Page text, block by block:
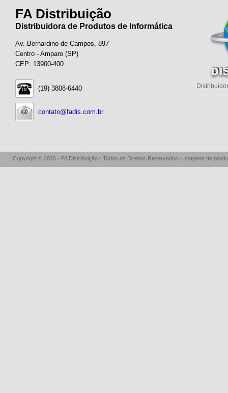
FA Distribuição
Distribuidora de Produtos de Informática
Av. Bernardino de Campos, 897
Centro - Amparo (SP)
CEP: 13900-400
(19) 3808-6440
contato@fadis.com.br
Copyright © 2026 - FA Distribuição - Todos os Direitos Reservados - Imagens de